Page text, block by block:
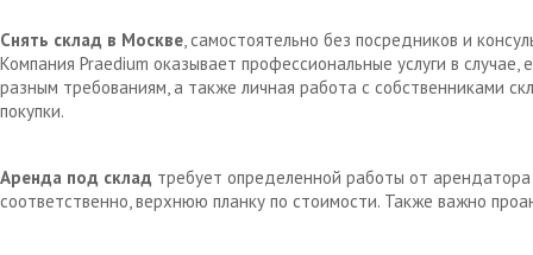
Снять склад в Москве, самостоятельно без посредников и
Компания Praedium оказывает профессиональные услуги в
разным требованиям, а также личная работа с собственниками
покупки.
Аренда под склад требует определенной работы от
соответственно, верхнюю планку по стоимости. Также важно